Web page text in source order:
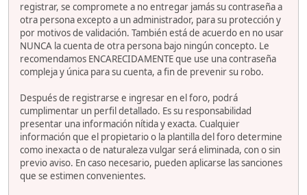
registrar, se compromete a no entregar jamás su contraseña a
otra persona excepto a un administrador, para su protección y
por motivos de validación. También está de acuerdo en no usar
NUNCA la cuenta de otra persona bajo ningún concepto. Le
recomendamos ENCARECIDAMENTE que use una contraseña
compleja y única para su cuenta, a fin de prevenir su robo.
Después de registrarse e ingresar en el foro, podrá
cumplimentar un perfil detallado. Es su responsabilidad
presentar una información nítida y exacta. Cualquier
información que el propietario o la plantilla del foro determine
como inexacta o de naturaleza vulgar será eliminada, con o sin
previo aviso. En caso necesario, pueden aplicarse las sanciones
que se estimen convenientes.